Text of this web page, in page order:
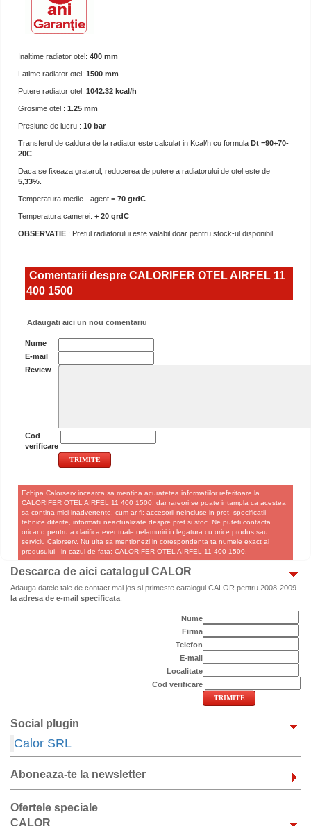
Inaltime radiator otel: 400 mm
Latime radiator otel: 1500 mm
Putere radiator otel: 1042.32 kcal/h
Grosime otel : 1.25 mm
Presiune de lucru : 10 bar
Transferul de caldura de la radiator este calculat in Kcal/h cu formula Dt =90+70-
20C
Daca se fixeaza gratarul, reducerea de putere a radiatorului de otel este de
5,33%
Temperatura medie - agent = 70 grdC
Temperatura camerei: + 20 grdC
OBSERVATIE : Pretul radiatorului este valabil doar pentru stock-ul disponibil.
Comentarii despre CALORIFER OTEL AIRFEL 11
400 1500
Adaugati aici un nou comentariu
Nume
E-mail
Review
Cod
verificare
Echipa Calorserv incearca sa mentina acuratetea informatiilor referitoare la
CALORIFER OTEL AIRFEL 11 400 1500, dar rareori se poate intampla ca acestea
sa contina mici inadvertente, cum ar fi: accesorii neincluse in pret, specificatii
tehnice diferite, informatii neactualizate despre pret si stoc. Ne puteti contacta
oricand pentru a clarifica eventuale nelamuriri in legatura cu orice produs sau
serviciu Calorserv. Nu uita sa mentionezi in corespondenta ta numele exact al
produsului - in cazul de fata: CALORIFER OTEL AIRFEL 11 400 1500.
Descarca de aici catalogul CALOR
Adauga datele tale de contact mai jos si primeste catalogul CALOR pentru 2008-2009
la adresa de e-mail specificata
Nume
Firma
Telefon
E-mail
Localitate
Cod verificare
Social plugin
Calor SRL
Aboneaza-te la newsletter
Ofertele speciale
CALOR